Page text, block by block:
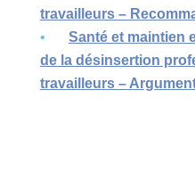
travailleurs –
Santé et maintien
de la désinsertion
travailleurs –